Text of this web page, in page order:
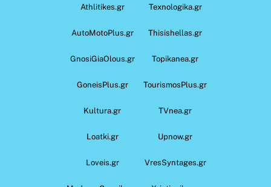
Athlitikes.gr Texnologika.gr
AutoMotoPlus.gr Thisishellas.gr
GnosiGiaOlous.gr Topikanea.gr
GoneisPlus.gr TourismosPlus.gr
Kultura.gr TVnea.gr
Loatki.gr Upnow.gr
Loveis.gr VresSyntages.gr